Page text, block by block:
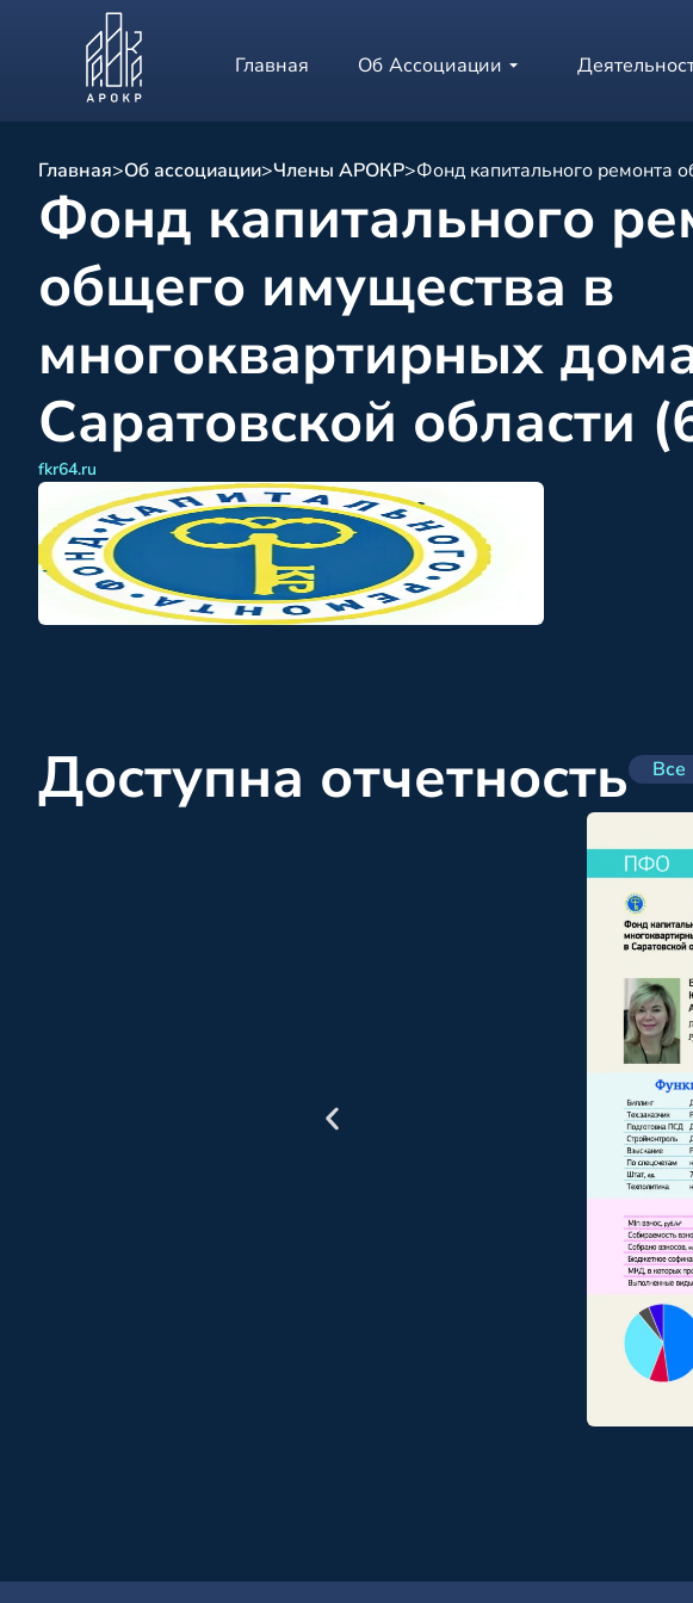
Главная Об Ассоциации
Главная>Об ассоциации>Члены АРОКР>Фонд капитального ремонта
Фонд капитального
общего имущества в
многоквартирных
Саратовской области
fkr64.ru
Доступна отчетность Все